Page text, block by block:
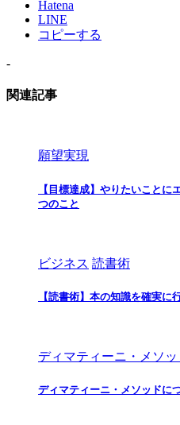
Hatena
LINE
コピーする
-
関連記事
願望実現
【目標達成】やりたいことに
つのこと
ビジネス 読書術
【読書術】本の知識を確実に
ディマティーニ・メソッ
ディマティーニ・メソッドに